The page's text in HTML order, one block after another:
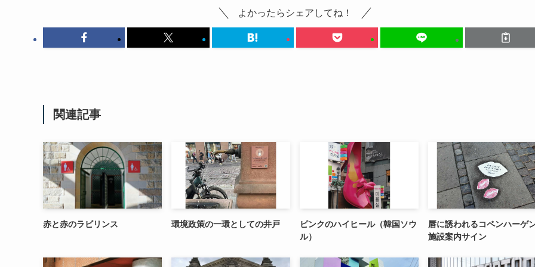
よかったらシェアしてね！
関連記事
赤と赤のラビリンス 環境政策の一環としての井戸
ピンクのハイヒール（韓国ソウ
ル）
唇に誘われるコペンハーゲ
施設案内サイン